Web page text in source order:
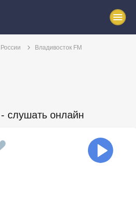
Владивосток FM
слушать онлайн